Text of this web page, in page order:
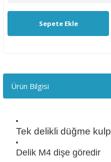
Sepete Ekle
Ürün Bilgisi
Tek delikli düğme kulp
Delik M4 dişe göredir